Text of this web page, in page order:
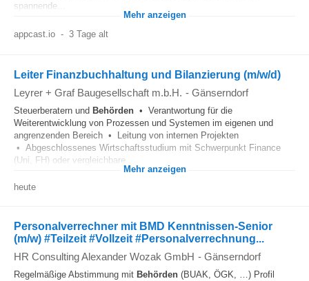
spannende...
Mehr anzeigen
appcast.io - 3 Tage alt
Leiter Finanzbuchhaltung und Bilanzierung (m/w/d)
Leyrer + Graf Baugesellschaft m.b.H. - Gänserndorf
Steuerberatern und Behörden • Verantwortung für die
Weiterentwicklung von Prozessen und Systemen im eigenen und
angrenzenden Bereich • Leitung von internen Projekten
• Abgeschlossenes Wirtschaftsstudium mit Schwerpunkt Finance
(Uni, FH) oder vergleichbare...
Mehr anzeigen
heute
Personalverrechner mit BMD Kenntnissen-Senior
(m/w) #Teilzeit #Vollzeit #Personalverrechnung...
HR Consulting Alexander Wozak GmbH - Gänserndorf
Regelmäßige Abstimmung mit Behörden (BUAK, ÖGK, …) Profil